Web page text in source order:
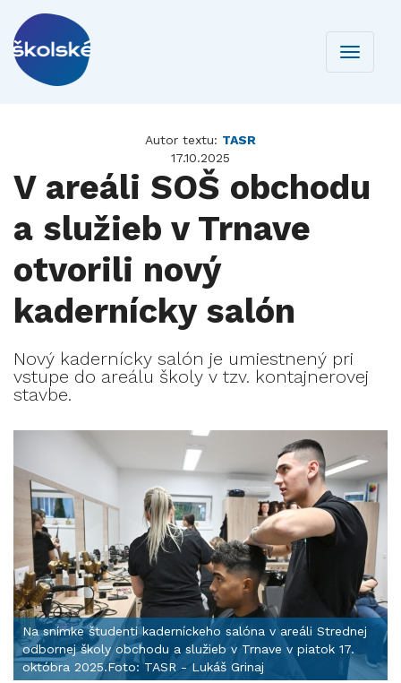
Toggle
Autor textu: TASR
17.10.2025
V areáli SOŠ obchodu
a služieb v Trnave
otvorili nový
kadernícky salón
Nový kadernícky salón je umiestnený pri
vstupe do areálu školy v tzv. kontajnerovej
stavbe.
Na snímke študenti kaderníckeho salóna v areáli Strednej
odbornej školy obchodu a služieb v Trnave v piatok 17.
októbra 2025.Foto: TASR - Lukáš Grinaj